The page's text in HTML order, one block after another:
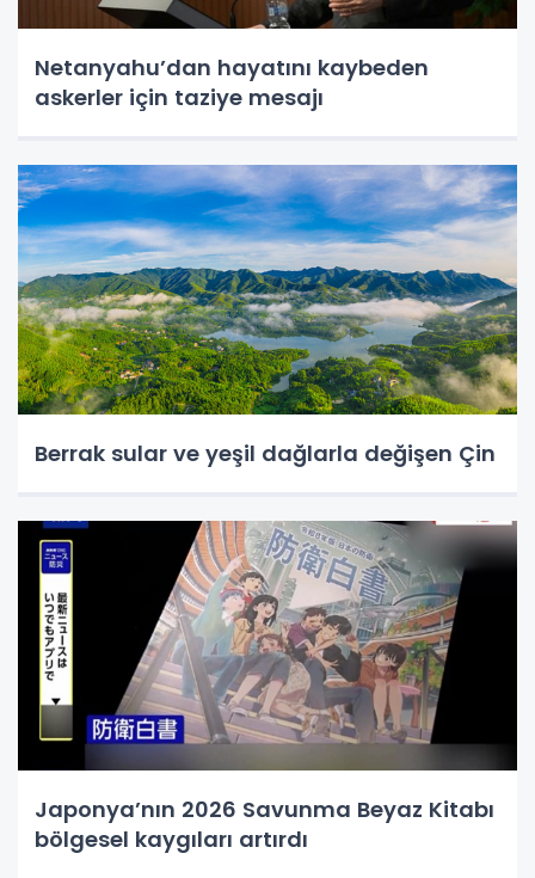
Netanyahu’dan hayatını kaybeden
askerler için taziye mesajı
Berrak sular ve yeşil dağlarla değişen Çin
Japonya’nın 2026 Savunma Beyaz Kitabı
bölgesel kaygıları artırdı